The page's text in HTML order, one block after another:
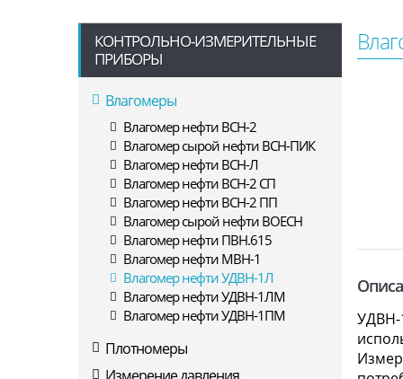
КОНТРОЛЬНО-ИЗМЕРИТЕЛЬНЫЕ
ПРИБОРЫ
Влагомеры
Влагомер нефти ВСН-2
Влагомер сырой нефти ВСН-ПИК
Влагомер нефти ВСН-Л
Влагомер нефти ВСН-2 СП
Влагомер нефти ВСН-2 ПП
Влагомер сырой нефти ВОЕСН
Влагомер нефти ПВН.615
Влагомер нефти МВН-1
Влагомер нефти УДВН-1Л
Влагомер нефти УДВН-1ЛМ
Влагомер нефти УДВН-1ПМ
Плотномеры
УДВН-